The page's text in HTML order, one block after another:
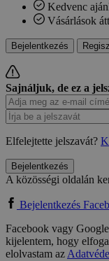
Kedvenc
Vásárlások
Bejelentkezés
Sajnáljuk, de ez a
Elfelejtette jelszavát?
Bejelentkezés
A közösségi oldalán
Bejelentkezés
Facebook vagy
kijelentem, hogy
elolvastam az